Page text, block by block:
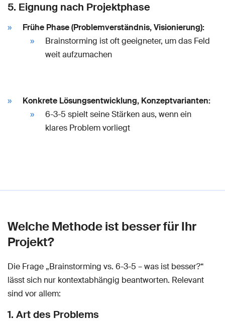
5. Eignung nach Projektphase
Frühe Phase (Problemverständnis, Visionierung):
Brainstorming ist oft geeigneter, um das Feld
weit aufzumachen
Konkrete Lösungsentwicklung, Konzeptvarianten:
6-3-5 spielt seine Stärken aus, wenn ein
klares Problem vorliegt
Welche Methode ist besser für Ihr
Projekt?
Die Frage „Brainstorming vs. 6-3-5 – was ist besser?“
lässt sich nur kontextabhängig beantworten. Relevant
sind vor allem:
1. Art des Problems